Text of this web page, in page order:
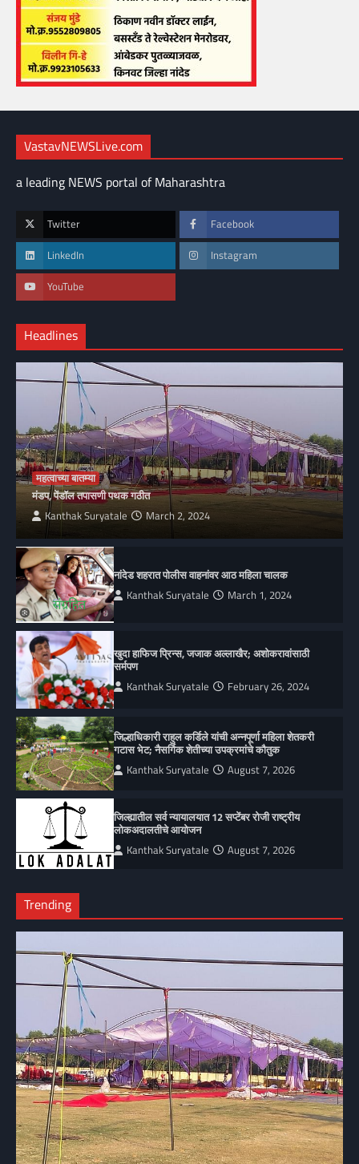
VastavNEWSLive.com
a leading NEWS portal of Maharashtra
Twitter Facebook
LinkedIn Instagram
YouTube
Headlines
महत्वाच्या बातम्या
मंडप, पेंडॉल तपासणी पथक गठीत
Kanthak Suryatale March 2, 2024
नांदेड शहरात पोलीस वाहनांवर आठ महिला चालक
Kanthak Suryatale March 1, 2024
खुदा हाफिज प्रिन्स, जजाक अल्लाखैर; अशोकरावांसाठी
सर्मपण
Kanthak Suryatale February 26, 2024
जिल्हाधिकारी राहुल कर्डिले यांची अन्नपूर्णा महिला शेतकरी
गटास भेट; नैसर्गिक शेतीच्या उपक्रमांचे कौतुक
Kanthak Suryatale August 7, 2026
जिल्ह्यातील सर्व न्यायालयात 12 सप्टेंबर रोजी राष्ट्रीय
लोकअदालतीचे आयोजन
Kanthak Suryatale August 7, 2026
Trending